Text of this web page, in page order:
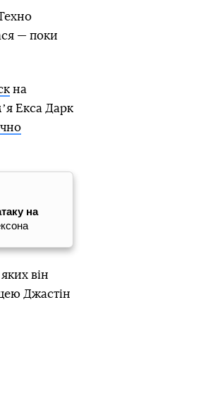
— поки
на
Екса Дарк
на
він
Джастін